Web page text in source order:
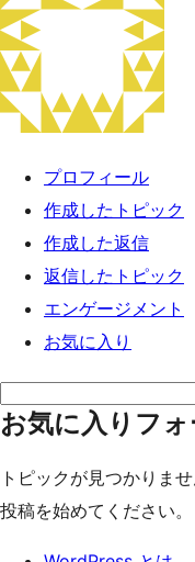
ン
ツ
へ
ス
プロフィール
作成したトピック
作成した返信
返信したトピック
エンゲージメント
お気に入り
ピ
ク
を
お気に入りフ
トピックが見つかりま
投稿を始めてください。